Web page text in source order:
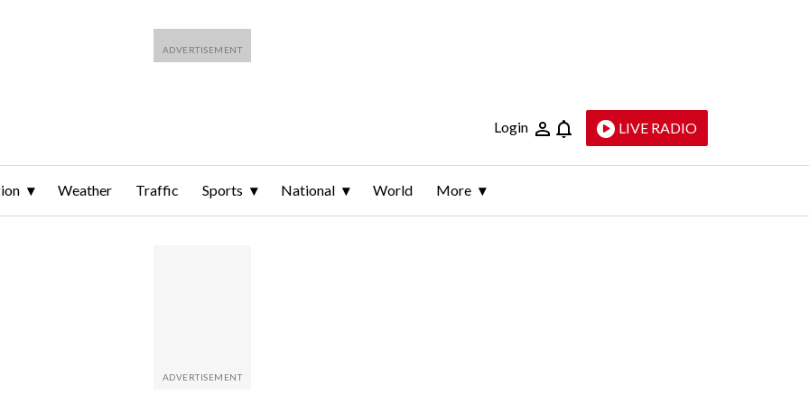
Login LIVE RADIO
Weather Traffic Sports National World More